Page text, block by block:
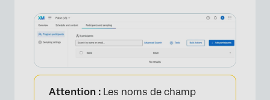
Attention : Les noms de champ